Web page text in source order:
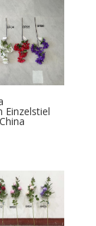
Einzelstiel